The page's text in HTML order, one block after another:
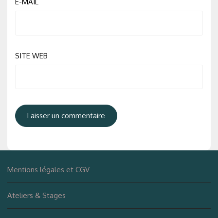
SITE WEB
Mentions légales et CGV
Ateliers & Stages